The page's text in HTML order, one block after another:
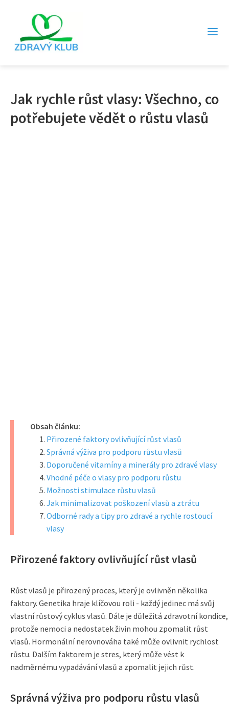
Jak rychle růst vlasy: Všechno, co
potřebujete vědět o růstu vlasů
Obsah článku:
Přirozené faktory ovlivňující růst vlasů
Správná výživa pro podporu růstu vlasů
Doporučené vitamíny a minerály pro zdravé vlasy
Vhodné péče o vlasy pro podporu růstu
Možnosti stimulace růstu vlasů
Jak minimalizovat poškození vlasů a ztrátu
Odborné rady a tipy pro zdravé a rychle rostoucí
vlasy
Přirozené faktory ovlivňující růst vlasů
Růst vlasů je přirozený proces, který je ovlivněn několika
faktory. Genetika hraje klíčovou roli - každý jedinec má svůj
vlastní růstový cyklus vlasů. Dále je důležitá zdravotní kondice,
protože nemoci a nedostatek živin mohou zpomalit růst
vlasů. Hormonální nerovnováha také může ovlivnit rychlost
růstu. Dalším faktorem je stres, který může vést k
nadměrnému vypadávání vlasů a zpomalit jejich růst.
Správná výživa pro podporu růstu vlasů